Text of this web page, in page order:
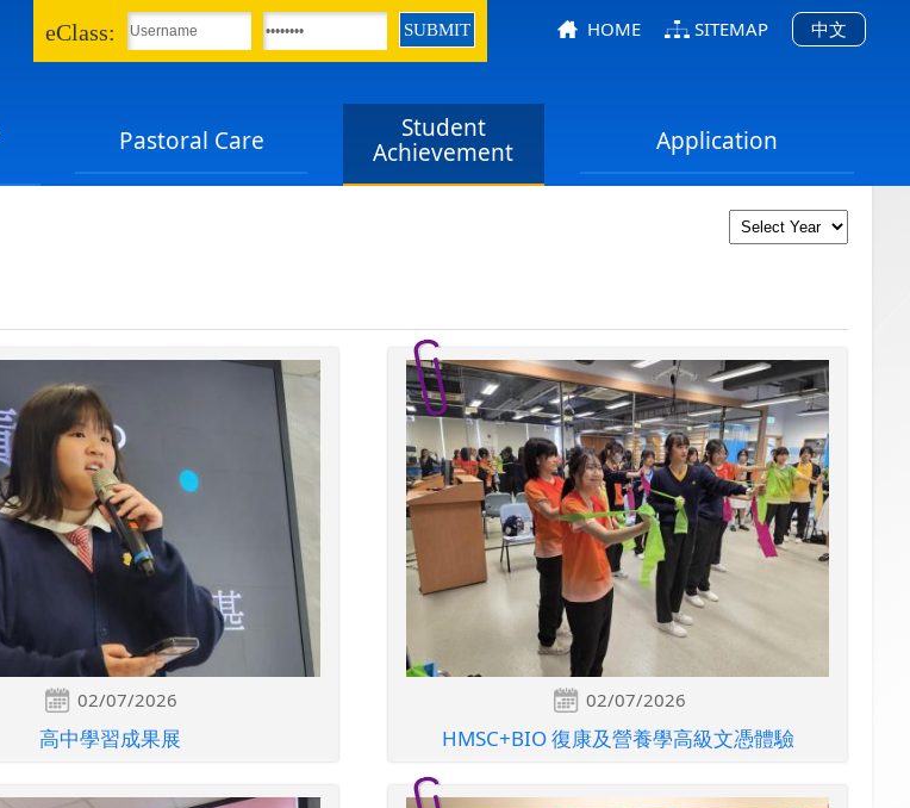
eClass: HOME SITEMAP 中文
Pastoral Care
Student
Achievement
Application
02/07/2026
高中學習成果展
02/07/2026
HMSC+BIO 復康及營養學高級文憑體驗